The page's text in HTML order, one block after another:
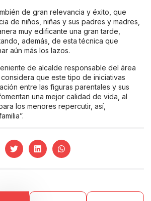
de gran relevancia y éxito, que
de niños, niñas y sus padres y madres,
muy edificante una gran tarde,
además, de esta técnica que
aún más los lazos.
de alcalde responsable del área
que este tipo de iniciativas
entre las figuras parentales y sus
una mejor calidad de vida, al
los menores repercutir, así,